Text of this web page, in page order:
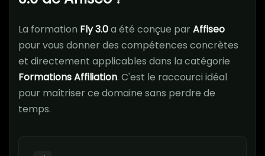
La formation Fly 3.0a été conçue parAffiseo
pour vous donner des compétences concrètes
et directement applicables dans la catégorie
Formations Affiliation. C'est le raccourci idéal
pour maîtriser ce domaine sans perdre de
temps.